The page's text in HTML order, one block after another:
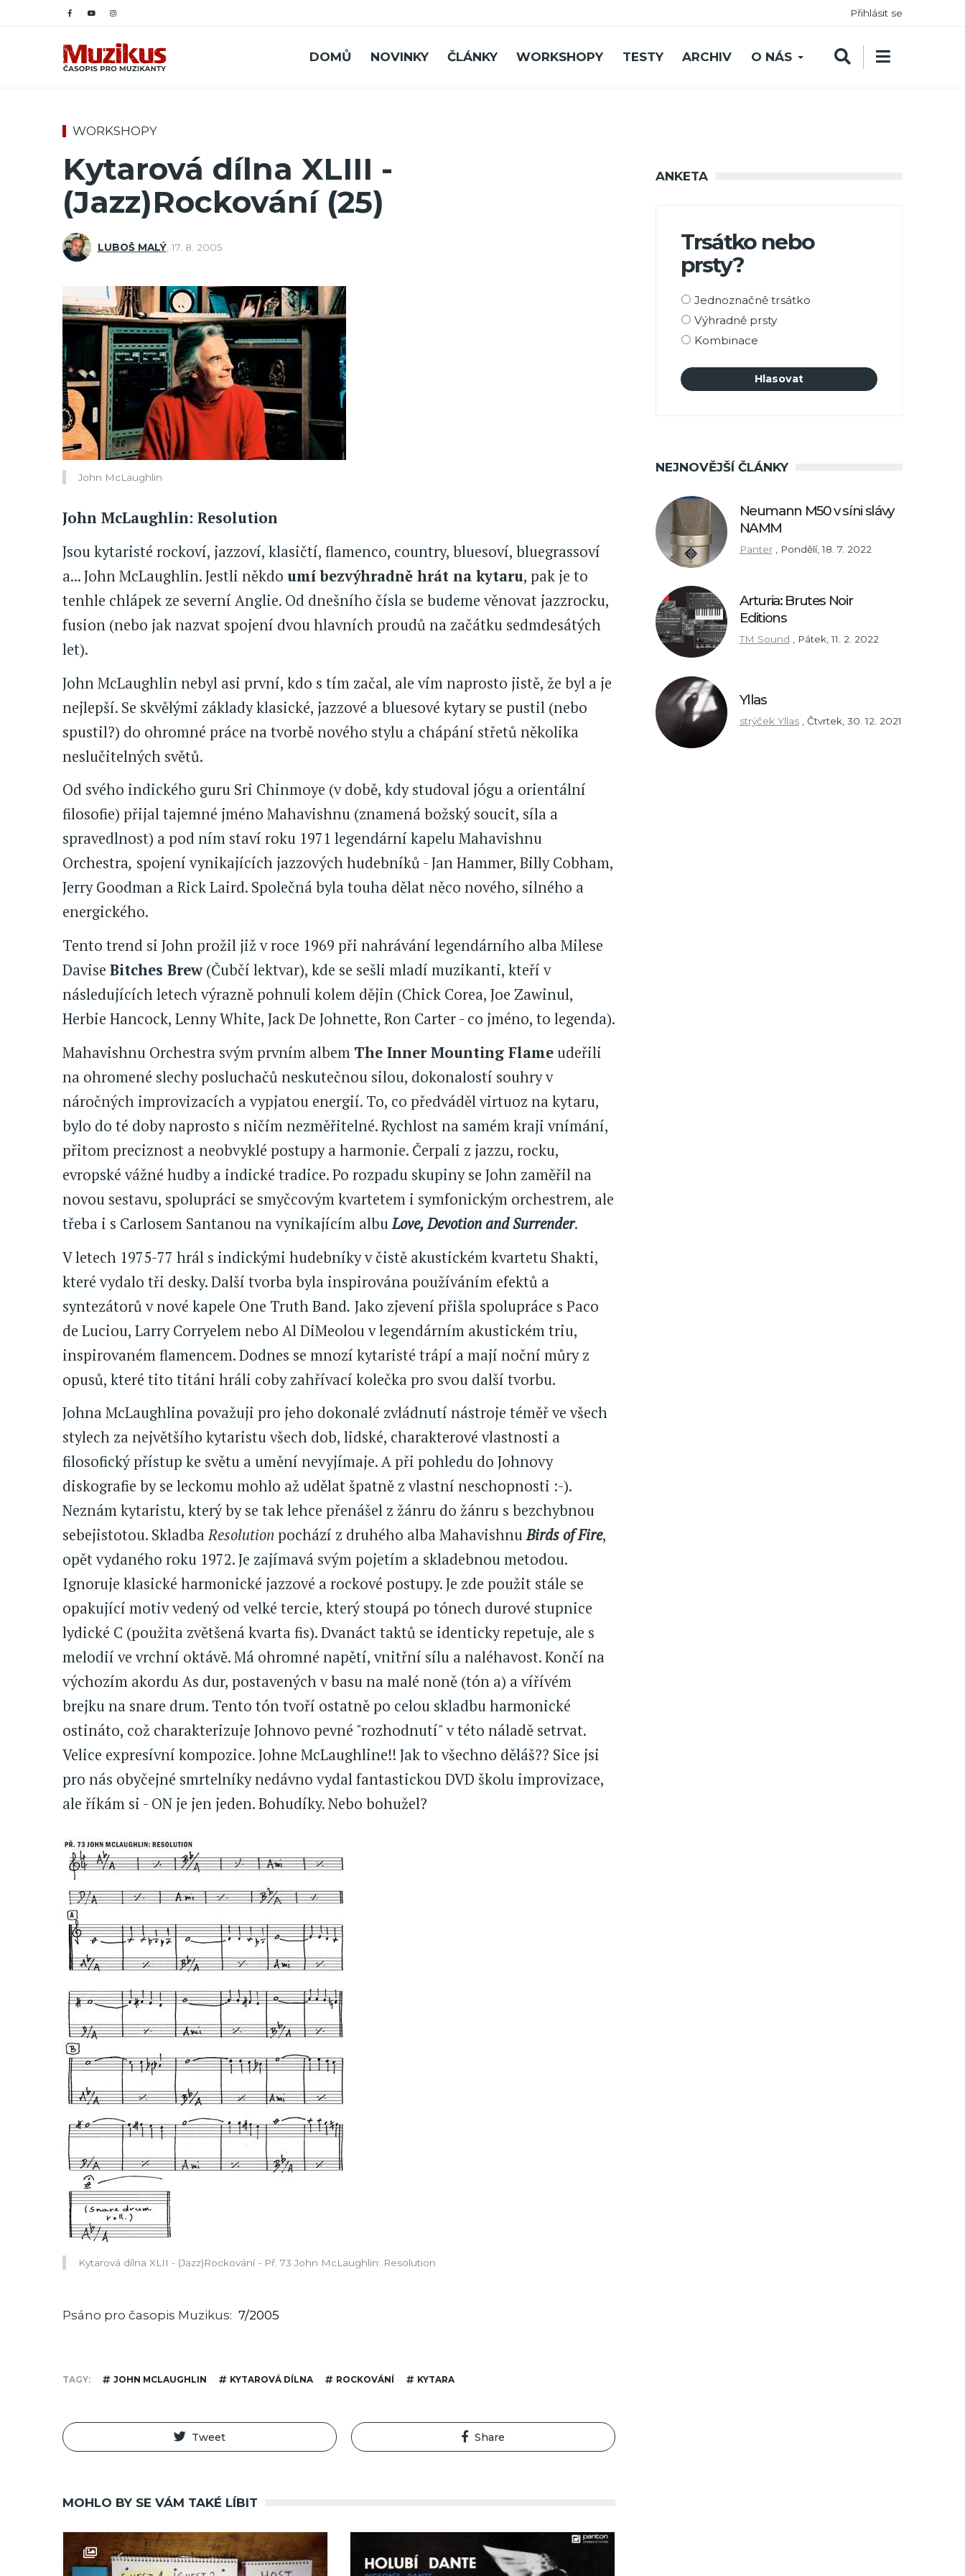
Přihlásit se
DOMŮ NOVINKY ČLÁNKY WORKSHOPY TESTY ARCHIV O NÁS
WORKSHOPY
Kytarová dílna XLIII -
(Jazz)Rockování (25)
LUBOŠ MALÝ, 17. 8. 2005
John McLaughlin
John McLaughlin: Resolution
Jsou kytaristé rockoví, jazzoví, klasičtí, flamenco, country, bluesoví, bluegrassoví
a... John McLaughlin. Jestli někdo umí bezvýhradně hrát na kytaru, pak je to
tenhle chlápek ze severní Anglie. Od dnešního čísla se budeme věnovat jazzrocku,
fusion (nebo jak nazvat spojení dvou hlavních proudů na začátku sedmdesátých
let).
John McLaughlin nebyl asi první, kdo s tím začal, ale vím naprosto jistě, že byl a je
nejlepší. Se skvělými základy klasické, jazzové a bluesové kytary se pustil (nebo
spustil?) do ohromné práce na tvorbě nového stylu a chápání střetů několika
neslučitelných světů.
Od svého indického guru Sri Chinmoye (v době, kdy studoval jógu a orientální
filosofie) přijal tajemné jméno Mahavishnu (znamená božský soucit, síla a
spravedlnost) a pod ním staví roku 1971 legendární kapelu Mahavishnu
Orchestra, spojení vynikajících jazzových hudebníků - Jan Hammer, Billy Cobham,
Jerry Goodman a Rick Laird. Společná byla touha dělat něco nového, silného a
energického.
Tento trend si John prožil již v roce 1969 při nahrávání legendárního alba Milese
Davise Bitches Brew(Čubčí lektvar), kde se sešli mladí muzikanti, kteří v
následujících letech výrazně pohnuli kolem dějin (Chick Corea, Joe Zawinul,
Herbie Hancock, Lenny White, Jack De Johnette, Ron Carter - co jméno, to legenda).
Mahavishnu Orchestra svým prvním albem The Inner Mounting Flame udeřili
na ohromené slechy posluchačů neskutečnou silou, dokonalostí souhry v
náročných improvizacích a vypjatou energií. To, co předváděl virtuoz na kytaru,
bylo do té doby naprosto s ničím nezměřitelné. Rychlost na samém kraji vnímání,
přitom preciznost a neobvyklé postupy a harmonie. Čerpali z jazzu, rocku,
evropské vážné hudby a indické tradice. Po rozpadu skupiny se John zaměřil na
novou sestavu, spolupráci se smyčcovým kvartetem i symfonickým orchestrem, ale
třeba i s Carlosem Santanou na vynikajícím albuLove, Devotion and Surrender.
V letech 1975-77 hrál s indickými hudebníky v čistě akustickém kvartetu Shakti,
které vydalo tři desky. Další tvorba byla inspirována používáním efektů a
syntezátorů v nové kapele One Truth Band. Jako zjevení přišla spolupráce s Paco
de Luciou, Larry Corryelem nebo Al DiMeolou v legendárním akustickém triu,
inspirovaném flamencem. Dodnes se mnozí kytaristé trápí a mají noční můry z
opusů, které tito titáni hráli coby zahřívací kolečka pro svou další tvorbu.
Johna McLaughlina považuji pro jeho dokonalé zvládnutí nástroje téměř ve všech
stylech za největšího kytaristu všech dob, lidské, charakterové vlastnosti a
filosofický přístup ke světu a umění nevyjímaje. A při pohledu do Johnovy
diskografie by se leckomu mohlo až udělat špatně z vlastní neschopnosti :-).
Neznám kytaristu, který by se tak lehce přenášel z žánru do žánru s bezchybnou
sebejistotou. SkladbaResolution pochází z druhého alba MahavishnuBirds of Fire,
opět vydaného roku 1972. Je zajímavá svým pojetím a skladebnou metodou.
Ignoruje klasické harmonické jazzové a rockové postupy. Je zde použit stále se
opakující motiv vedený od velké tercie, který stoupá po tónech durové stupnice
lydické C (použita zvětšená kvarta fis). Dvanáct taktů se identicky repetuje, ale s
melodií ve vrchní oktávě. Má ohromné napětí, vnitřní sílu a naléhavost. Končí na
výchozím akordu As dur, postavených v basu na malé noně (tón a) a vířívém
brejku na snare drum. Tento tón tvoří ostatně po celou skladbu harmonické
ostináto, což charakterizuje Johnovo pevné "rozhodnutí" v této náladě setrvat.
Velice expresívní kompozice. Johne McLaughline!! Jak to všechno děláš?? Sice jsi
pro nás obyčejné smrtelníky nedávno vydal fantastickou DVD školu improvizace,
ale říkám si - ON je jen jeden. Bohudíky. Nebo bohužel?
Kytarová dílna XLII - (Jazz)Rockování - Př. 73 John McLaughlin: Resolution
Psáno pro časopis Muzikus 7/2005
TAGY JOHN MCLAUGHLIN KYTAROVÁ DÍLNA ROCKOVÁNÍ KYTARA
Tweet Share
MOHLO BY SE VÁM TAKÉ LÍBIT
ANKETA
Trsátko nebo
prsty?
Možnosti
výběru
Jednoznačně trsátko
Výhradně prsty
Kombinace
NEJNOVĚJŠÍ ČLÁNKY
Neumann M50 v síni slávy
NAMM
Panter Pondělí, 18. 7. 2022
Arturia: Brutes Noir
Editions
TM Sound , Pátek, 11. 2. 2022
Yllas
strýček Yllas Čtvrtek, 30. 12. 2021